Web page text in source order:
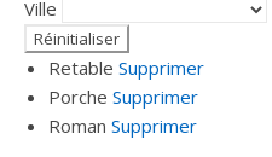
Ville
Retable Supprimer
Porche Supprimer
Roman Supprimer